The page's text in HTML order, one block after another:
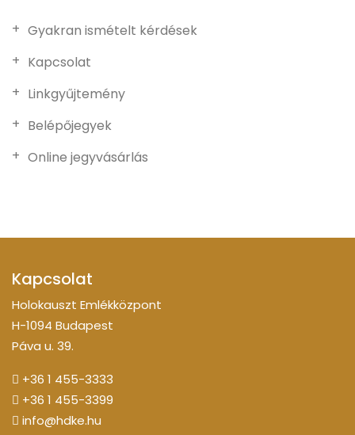
Gyakran ismételt kérdések
Kapcsolat
Linkgyűjtemény
Belépőjegyek
Online jegyvásárlás
Kapcsolat
Holokauszt Emlékközpont
H-1094 Budapest
Páva u. 39.
+36 1 455-3333
+36 1 455-3399
info@hdke.hu